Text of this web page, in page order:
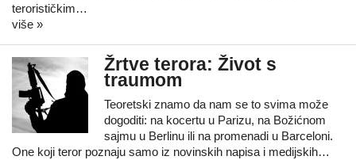
terorističkim…
više »
Žrtve terora: Život s
traumom
Teoretski znamo da nam se to svima može
dogoditi: na kocertu u Parizu, na Božićnom
sajmu u Berlinu ili na promenadi u Barceloni.
One koji teror poznaju samo iz novinskih napisa i medijskih…